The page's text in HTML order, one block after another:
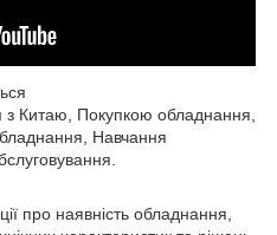
Китаю, Покупкою обладнання,
Навчання
про наявність обладнання,